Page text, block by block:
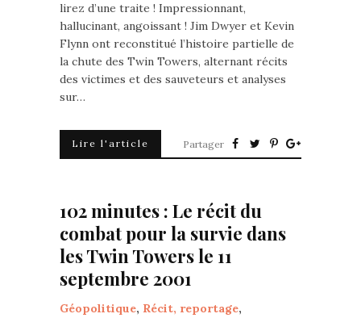
lirez d’une traite ! Impressionnant,
hallucinant, angoissant ! Jim Dwyer et Kevin
Flynn ont reconstitué l’histoire partielle de
la chute des Twin Towers, alternant récits
des victimes et des sauveteurs et analyses
sur…
Lire l'article Partager
102 minutes : Le récit du
combat pour la survie dans
les Twin Towers le 11
septembre 2001
Géopolitique, Récit, reportage,